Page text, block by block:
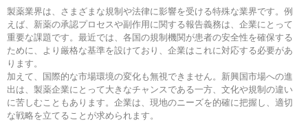
製薬業界は、さまざまな規制や法律に影響を受ける特殊な業界です。例
えば、新薬の承認プロセスや副作用に関する報告義務は、企業にとって
重要な課題です。最近では、各国の規制機関が患者の安全性を確保する
ために、より厳格な基準を設けており、企業はこれに対応する必要があ
ります。
加えて、国際的な市場環境の変化も無視できません。新興国市場への進
出は、製薬企業にとって大きなチャンスである一方、文化や規制の違い
に苦しむこともあります。企業は、現地のニーズを的確に把握し、適切
な戦略を立てることが求められます。